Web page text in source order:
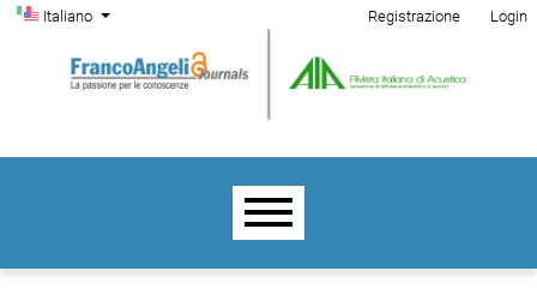
Salta al menu principale di navigazione
Salta al contenuto principale
Salta al piè di pagina del sito
Cambia la lingua. La lingua corrente è:
Italiano
Menu di amministrazione
Registrazione Login
Menu principale